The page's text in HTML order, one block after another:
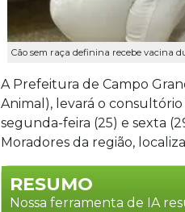
Cão sem raça definina recebe vacina
A Prefeitura de Campo
Animal), levará o
segunda-feira (25) e sexta
Moradores da região,
RESUMO
Nossa ferramenta de IA